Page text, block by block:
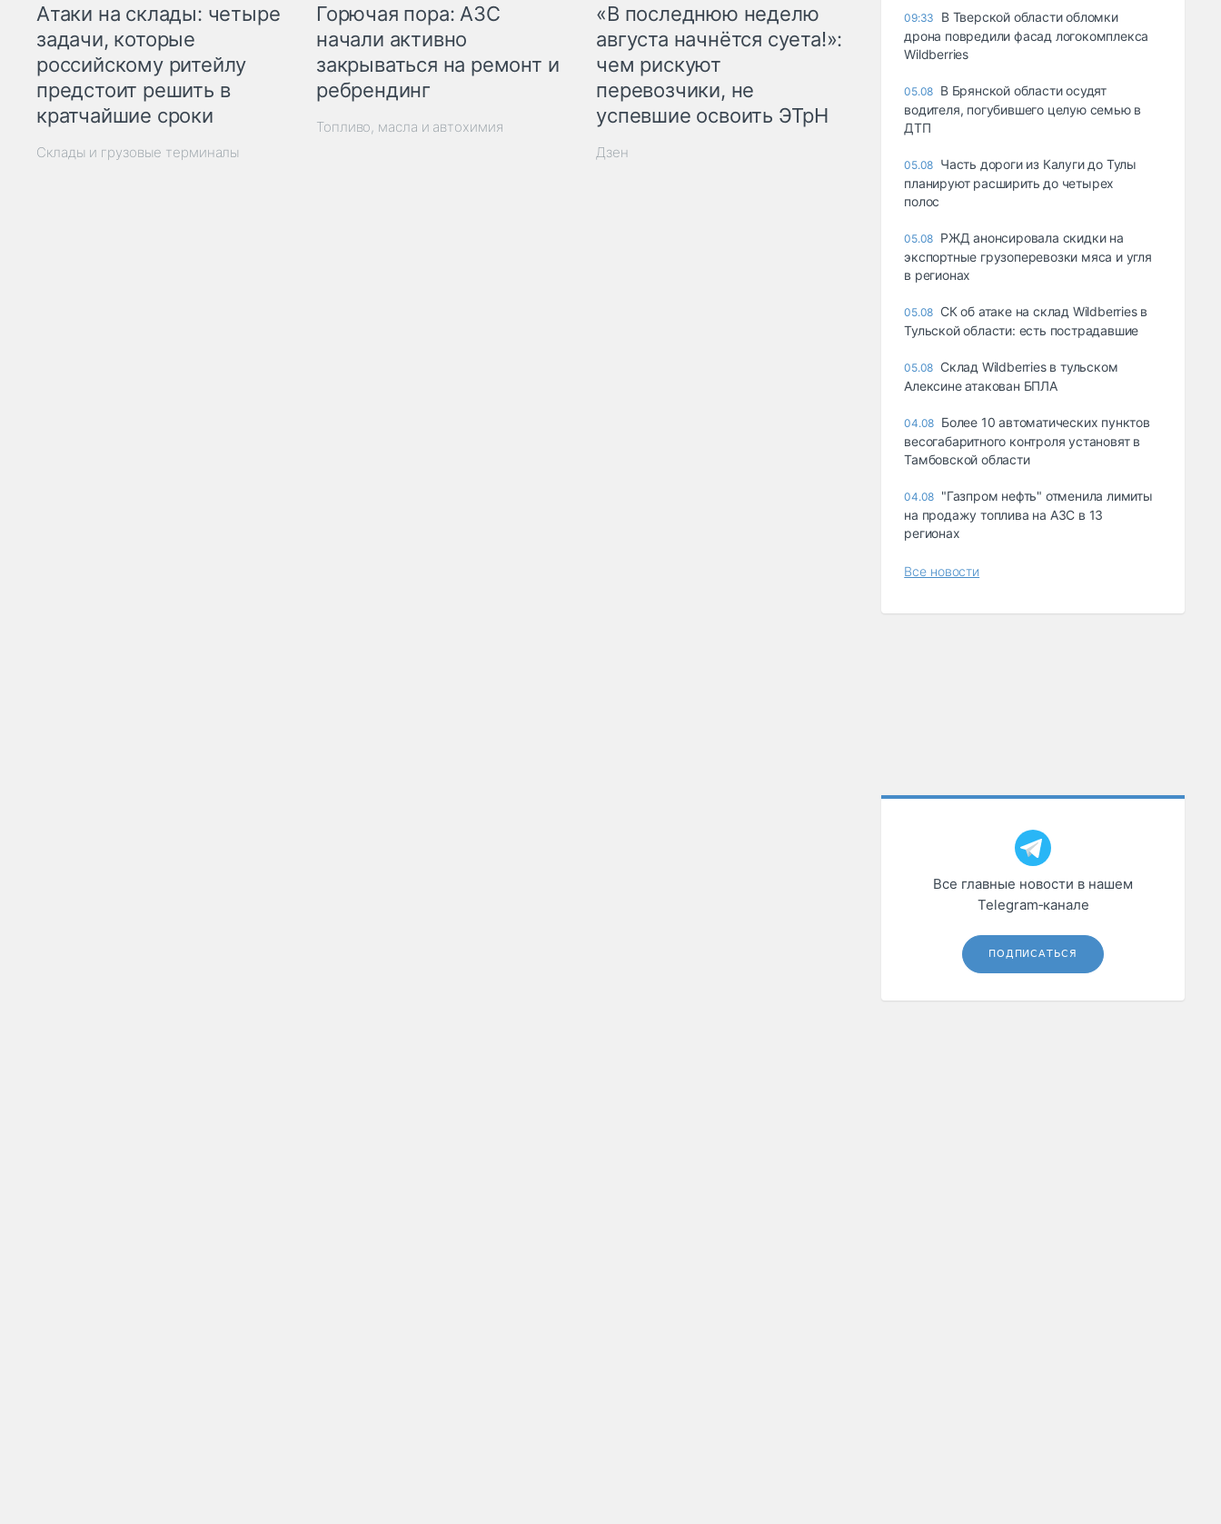
Атаки на склады: четыре
задачи, которые
российскому ритейлу
предстоит решить в
кратчайшие сроки
Склады и грузовые терминалы
Горючая пора: АЗС
начали активно
закрываться на ремонт и
ребрендинг
Топливо, масла и автохимия
«В последнюю неделю
августа начнётся суета!»:
чем рискуют
перевозчики, не
успевшие освоить ЭТрН
Дзен
09:33
В Тверской области обломки
дрона повредили фасад логокомплекса
Wildberries
05.08 В Брянской области осудят
водителя, погубившего целую семью в
ДТП
05.08 Часть дороги из Калуги до Тулы
планируют расширить до четырех
полос
05.08 РЖД анонсировала скидки на
экспортные грузоперевозки мяса и угля
в регионах
05.08 СК об атаке на склад Wildberries в
Тульской области: есть пострадавшие
05.08 Склад Wildberries в тульском
Алексине атакован БПЛА
04.08 Более 10 автоматических пунктов
весогабаритного контроля установят в
Тамбовской области
04.08 "Газпром нефть" отменила лимиты
на продажу топлива на АЗС в 13
регионах
Все новости
Все главные новости в нашем
Telegram‑канале
ПОДПИСАТЬСЯ